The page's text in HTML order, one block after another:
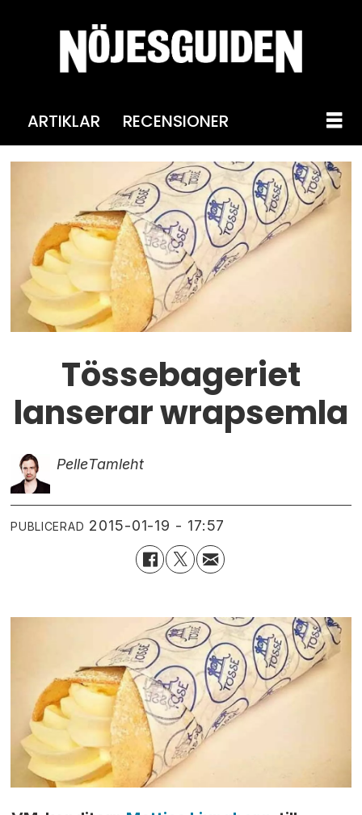
ARTIKLAR RECENSIONER
Tössebageriet
lanserar wrapsemla
PelleTamleht
PUBLICERAD 2015-01-19 - 17:57